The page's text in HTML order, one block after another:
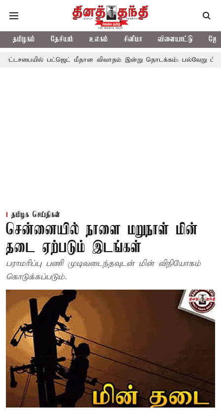
தமிழகம் தேசியம் உலகம் சினிமா விளையாட்டு
பட்ஜெட் மீதான விவாதம் இன்று தொடக்கம்: பல்வேறு
தமிழக செய்திகள்
சென்னையில் நாளை மறுநாள் மின்
தடை ஏற்படும் இடங்கள்
பராமரிப்பு பணி முடிவடைந்தவுடன் மின் விநியோகம்
கொடுக்கப்படும்.